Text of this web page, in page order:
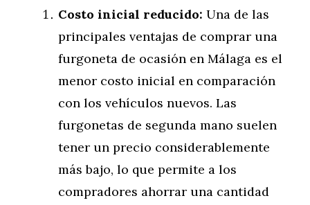
Costo inicial reducido: Una de las
principales ventajas de comprar una
furgoneta de ocasión en Málaga es el
menor costo inicial en comparación
con los vehículos nuevos. Las
furgonetas de segunda mano suelen
tener un precio considerablemente
más bajo, lo que permite a los
compradores ahorrar una cantidad